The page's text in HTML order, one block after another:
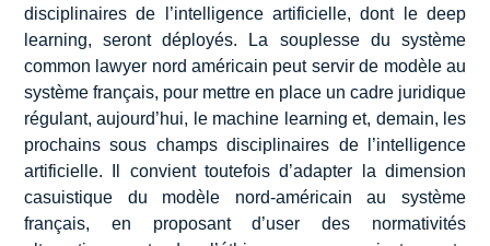
disciplinaires de l’intelligence artificielle, dont le deep
learning, seront déployés. La souplesse du système
common lawyer nord américain peut servir de modèle au
système français, pour mettre en place un cadre juridique
régulant, aujourd’hui, le machine learning et, demain, les
prochains sous champs disciplinaires de l’intelligence
artificielle. Il convient toutefois d’adapter la dimension
casuistique du modèle nord-américain au système
français, en proposant d’user des normativités